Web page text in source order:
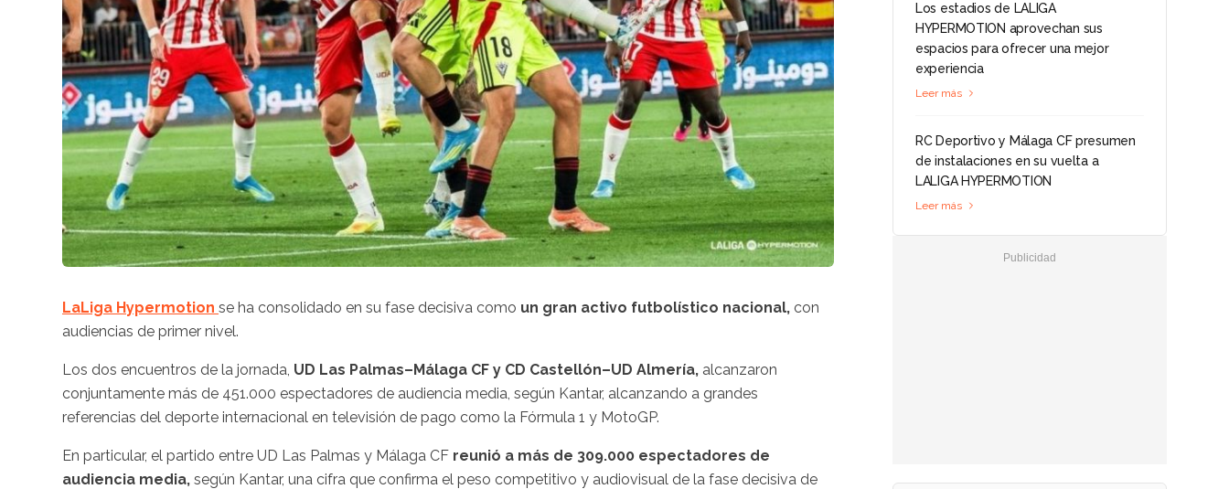
LaLiga Hypermotion se ha consolidado en su fase decisiva como un gran activo futbolístico nacional, con
audiencias de primer nivel.
Los dos encuentros de la jornada, UD Las Palmas–Málaga CF y CD Castellón–UD Almería, alcanzaron
conjuntamente más de 451.000 espectadores de audiencia media, según Kantar, alcanzando a grandes
referencias del deporte internacional en televisión de pago como la Fórmula 1 y MotoGP.
En particular, el partido entre UD Las Palmas y Málaga CF reunió a más de 309.000 espectadores de
audiencia media, según Kantar, una cifra que confirma el peso competitivo y audiovisual de la fase decisiva de
Los estadios de LALIGA
HYPERMOTION aprovechan sus
espacios para ofrecer una mejor
experiencia
Leer más
RC Deportivo y Málaga CF presumen
de instalaciones en su vuelta a
LALIGA HYPERMOTION
Leer más